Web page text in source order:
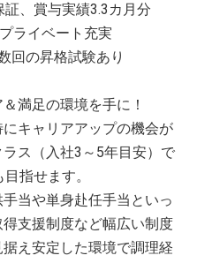
証、賞与実績3.3カ月分
ライベート充実
回の昇格試験あり
満足の環境を手に！
キャリアアップの機会が
ス（入社3～5年目安）で
指せます。
当や単身赴任手当といっ
支援制度など幅広い制度
え安定した環境で調理経